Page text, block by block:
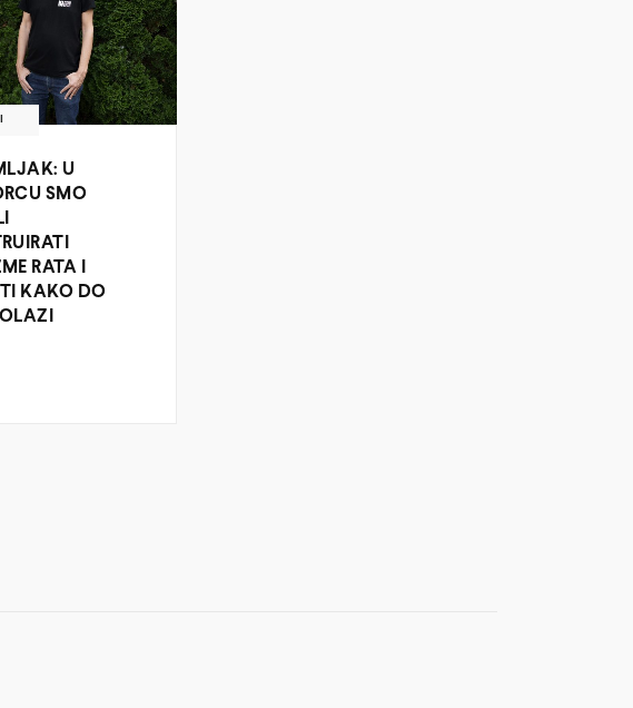
U
SMO
RATA I
KAKO DO